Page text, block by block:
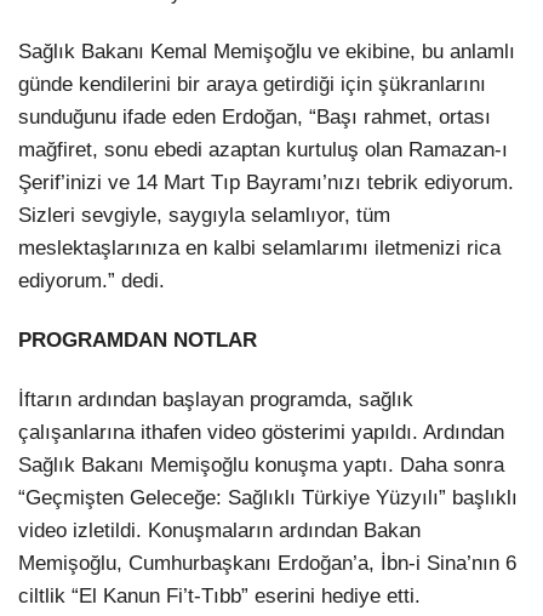
Sağlık Bakanı Kemal Memişoğlu ve ekibine, bu anlamlı
günde kendilerini bir araya getirdiği için şükranlarını
sunduğunu ifade eden Erdoğan, “Başı rahmet, ortası
mağfiret, sonu ebedi azaptan kurtuluş olan Ramazan-ı
Şerif’inizi ve 14 Mart Tıp Bayramı’nızı tebrik ediyorum.
Sizleri sevgiyle, saygıyla selamlıyor, tüm
meslektaşlarınıza en kalbi selamlarımı iletmenizi rica
ediyorum.” dedi.
PROGRAMDAN NOTLAR
İftarın ardından başlayan programda, sağlık
çalışanlarına ithafen video gösterimi yapıldı. Ardından
Sağlık Bakanı Memişoğlu konuşma yaptı. Daha sonra
“Geçmişten Geleceğe: Sağlıklı Türkiye Yüzyılı” başlıklı
video izletildi. Konuşmaların ardından Bakan
Memişoğlu, Cumhurbaşkanı Erdoğan’a, İbn-i Sina’nın 6
ciltlik “El Kanun Fi’t-Tıbb” eserini hediye etti.